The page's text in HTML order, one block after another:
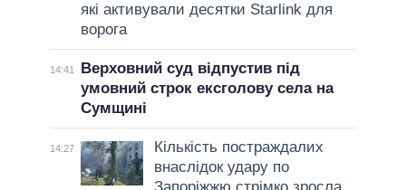
які активували десятки Starlink для
ворога
14:41
Верховний суд відпустив під
умовний строк ексголову села на
Сумщині
14:27
Кількість постраждалих
внаслідок удару по